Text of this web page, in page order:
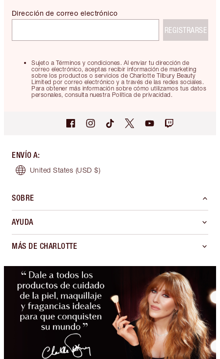
Sujeto a Términos y condiciones. Al enviar tu dirección de
correo electrónico, aceptas recibir información de marketing
sobre los productos o servicios de Charlotte Tilbury Beauty
Limited por correo electrónico y a través de las redes sociales.
Para obtener más información sobre cómo utilizamos tus datos
personales, consulta nuestra Política de privacidad.
Dirección de correo electrónico
REGISTRARSE
ENVÍO A:
United States (USD $)
SOBRE
AYUDA
MÁS DE CHARLOTTE